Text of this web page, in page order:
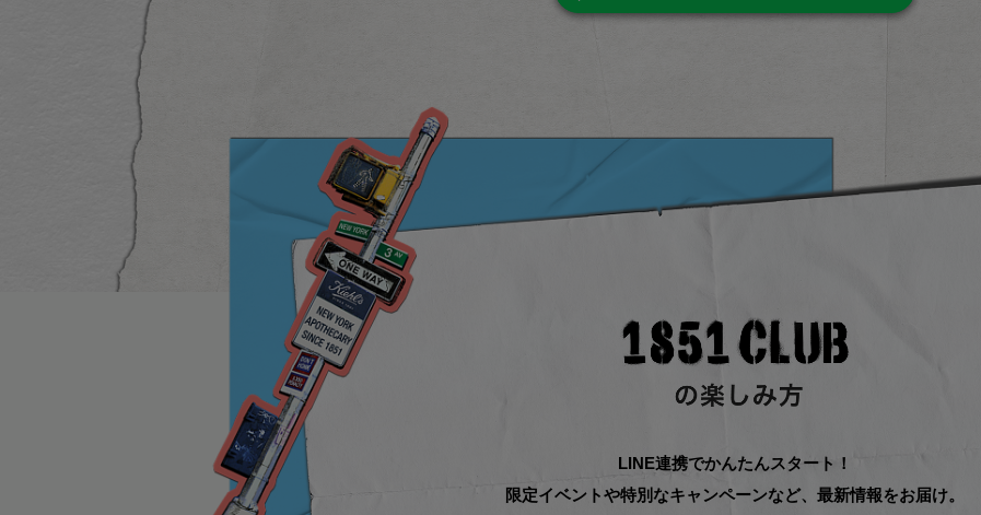
LINE連携でかんたんスタート！
限定イベントや特別なキャンペーンなど、 最新情報をお届け。